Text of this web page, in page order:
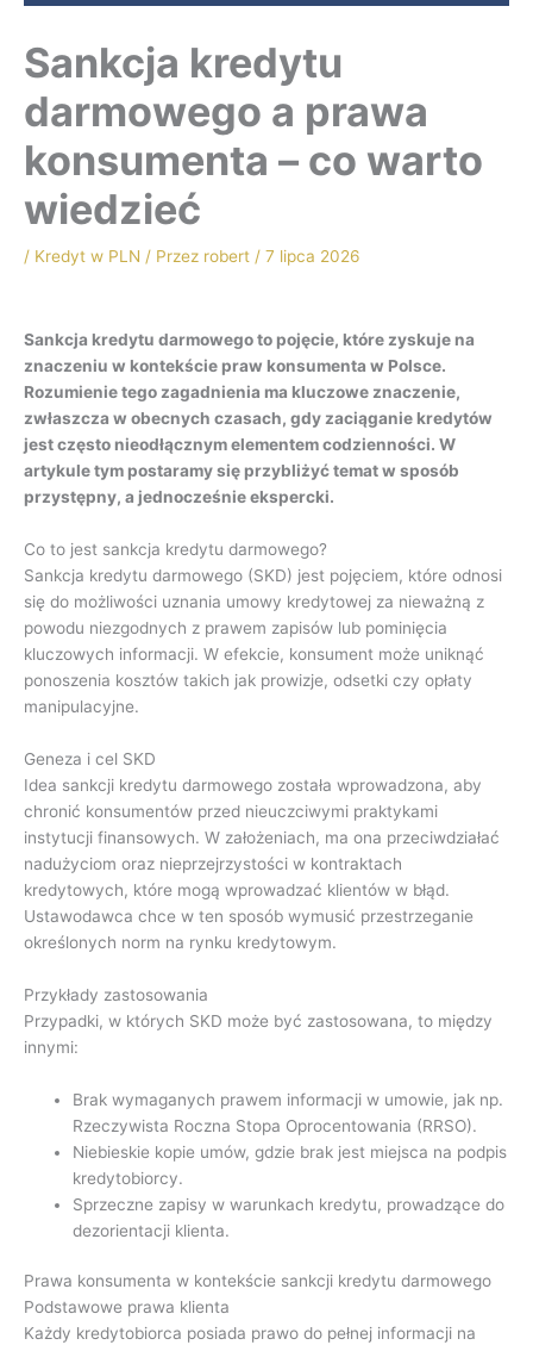
Sankcja kredytu
darmowego a prawa
konsumenta – co warto
wiedzieć
/ Kredyt w PLN / Przez robert / 7 lipca 2026
Sankcja kredytu darmowego to pojęcie, które zyskuje na
znaczeniu w kontekście praw konsumenta w Polsce.
Rozumienie tego zagadnienia ma kluczowe znaczenie,
zwłaszcza w obecnych czasach, gdy zaciąganie kredytów
jest często nieodłącznym elementem codzienności. W
artykule tym postaramy się przybliżyć temat w sposób
przystępny, a jednocześnie ekspercki.
Co to jest sankcja kredytu darmowego?
Sankcja kredytu darmowego (SKD) jest pojęciem, które odnosi
się do możliwości uznania umowy kredytowej za nieważną z
powodu niezgodnych z prawem zapisów lub pominięcia
kluczowych informacji. W efekcie, konsument może uniknąć
ponoszenia kosztów takich jak prowizje, odsetki czy opłaty
manipulacyjne.
Geneza i cel SKD
Idea sankcji kredytu darmowego została wprowadzona, aby
chronić konsumentów przed nieuczciwymi praktykami
instytucji finansowych. W założeniach, ma ona przeciwdziałać
nadużyciom oraz nieprzejrzystości w kontraktach
kredytowych, które mogą wprowadzać klientów w błąd.
Ustawodawca chce w ten sposób wymusić przestrzeganie
określonych norm na rynku kredytowym.
Przykłady zastosowania
Przypadki, w których SKD może być zastosowana, to między
innymi:
Brak wymaganych prawem informacji w umowie, jak np.
Rzeczywista Roczna Stopa Oprocentowania (RRSO).
Niebieskie kopie umów, gdzie brak jest miejsca na podpis
kredytobiorcy.
Sprzeczne zapisy w warunkach kredytu, prowadzące do
dezorientacji klienta.
Prawa konsumenta w kontekście sankcji kredytu darmowego
Podstawowe prawa klienta
Każdy kredytobiorca posiada prawo do pełnej informacji na